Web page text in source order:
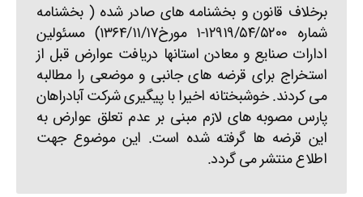
برخلاف قانون و بخشنامه های صادر شده ( بخشنامه
شماره ۱۲۹۱۹/۵۴/۵۲۰۰-۱ مورخ1364/۱۱/۱۷) مسئولین
ادارات صنایع و معادن استانها دریافت عوارض قبل از
استخراج برای قرضه های جانبی و موضعی را مطالبه
می کردند. خوشبختانه اخیرا با پیگیری شرکت آبادراهان
پارس مصوبه های لازم مبنی بر عدم تعلق عوارض به
این قرضه ها گرفته شده است. این موضوع جهت
اطلاع منتشر می گردد.